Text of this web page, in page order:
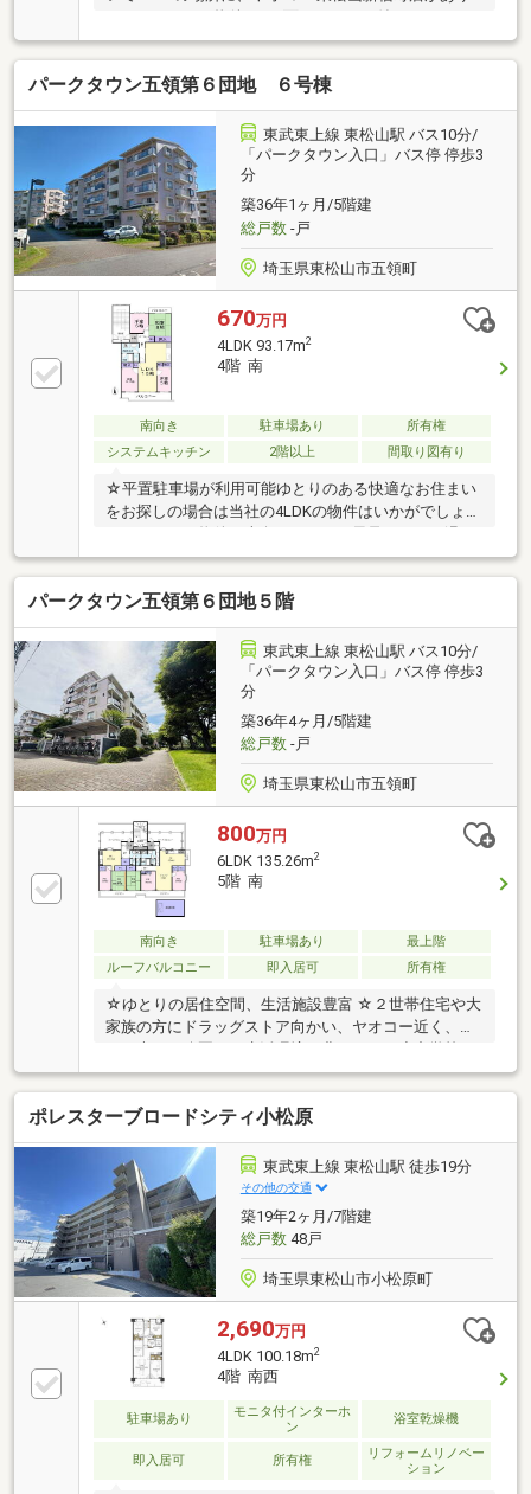
す。素敵なデザインに充実の部屋数を誇る当社の4LDK
物件。出窓スペースを有効に使うと、素敵な空間に早
変わりします。住まい探しで大切なことは、その住ま
いがどれだけあなたの生活スタイルに適しているかで
す。こだわりやご要望などあれば、当社にお任せ下さ
い。物件見学も随時承っております。お気軽にお問い
合わせください！【お電話：0493-25-3633】担当：平
出
パークタウン五領第６団地 ６号棟
東武東上線 東松山駅 バス10分/
「パークタウン入口」バス停 停歩3
分
築36年1ヶ月/5階建
総戸数-戸
埼玉県東松山市五領町
670万円
4LDK 93.17m2
4階 南
南向き 駐車場あり
所有権
システムキッチン
2階以上 間取り図有り
☆平置駐車場が利用可能ゆとりのある快適なお住まい
をお探しの場合は当社の4LDKの物件はいかがでしょう
か。こちらの物件は南向きです。お風呂をすぐに温め
直すことのできる、追い焚き機能付きです。あると便
利な、素敵な洗面台が設置されております。東武東上
線東松山近辺で快適な暮らしをお求めなら、地域に詳
しい当社にご依頼下さい。経験豊富な当社スタッフが
しっかりとサポートいたします。気になる点がござい
ましたら、お気軽にご相談ください。物件見学も随時
承っております。お気軽にお問い合わせください！
【お電話：0493-25-3633】担当：祐川（すけがわ）
パークタウン五領第６団地５階
東武東上線 東松山駅 バス10分/
「パークタウン入口」バス停 停歩3
分
築36年4ヶ月/5階建
総戸数-戸
埼玉県東松山市五領町
800万円
6LDK 135.26m2
5階 南
南向き 駐車場あり
最上階
ルーフバルコニー
即入居可 所有権
☆ゆとりの居住空間、生活施設豊富 ☆２世帯住宅や大
家族の方にドラッグストア向かい、ヤオコー近く、隣
には大きな公園、と生活環境は豊かです。小中学校も
遠くないですから、子育てにもよいでしょうパークタ
ウン五領はエレベーターが無い公団団地です。階段の
上下だけ好き嫌いが分かれますが、それを考慮して
も、とても広いお家です。普通の一軒家より広い２世
帯住宅仕様、バルコニー３面（東側キッチン横も含め
ると４面）、屋根裏収納も含めると、もはや総面積
220㎡です。すごい。最上階なので上階の音の心配も
なく、若い大家族の方にはとても良いかと思います。
ポレスターブロードシティ小松原
東武東上線 東松山駅 徒歩19分
その他の交通
築19年2ヶ月/7階建
総戸数48戸
埼玉県東松山市小松原町
2,690万円
4LDK 100.18m2
4階 南西
駐車場あり
モニタ付インターホ
ン
浴室乾燥機
即入居可 所有権
リフォームリノベー
ション